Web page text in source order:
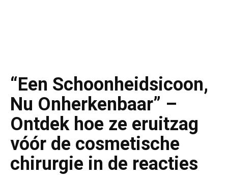
“Een Schoonheidsicoon,
Nu Onherkenbaar” –
Ontdek hoe ze eruitzag
vóór de cosmetische
chirurgie in de reacties